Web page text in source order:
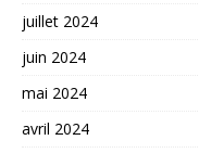
juillet 2024
juin 2024
mai 2024
avril 2024